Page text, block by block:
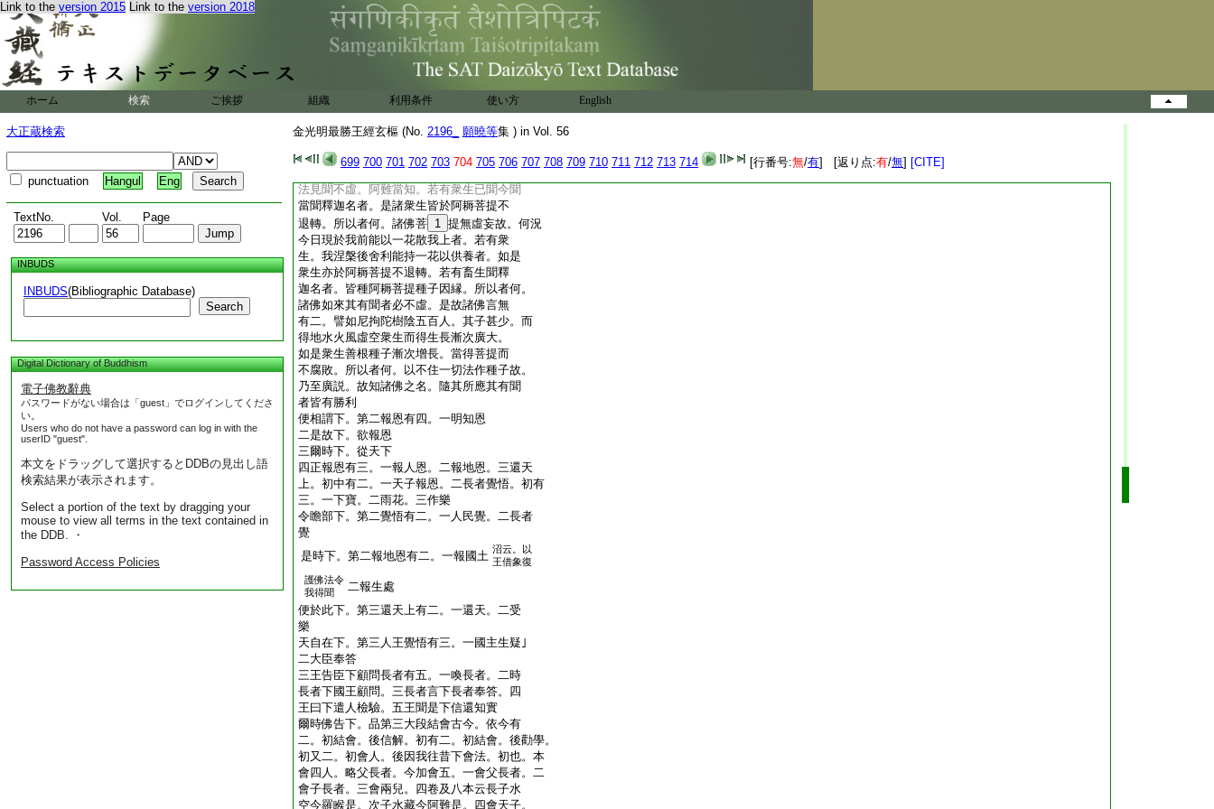
Link to the version 2015 Link to the version 2018
ホーム 検索 ご挨拶 組織 利用条件 使い方 English
大正蔵検索
punctuation Hangul Eng
TextNo. Vol. Page
INBUDS
INBUDS(Bibliographic Database)
Search
Digital Dictionary of Buddhism
電子佛教辭典
パスワードがない場合は「guest」でログインしてくださ
い。
Users who do not have a password can log in with the
userID "guest".
本文をドラッグして選択するとDDBの見出し語
検索結果が表示されます。
Select a portion of the text by dragging your
mouse to view all terms in the text contained in
the DDB. ・
Password Access Policies
金光明最勝王經玄樞 (No. 2196_ 願曉等集 ) in Vol. 56
699 700 701 702 703 704 705 706 707 708 709 710 711 712 713 714 [行番号:無/有] [返り点:有/無] [CITE]
後。後諸人下大衆喜讃有二。一大衆總歎。二
四王別讃又二。初讃前説。後我等下説呪護
又二。初願呪護。後正説呪
佛國天下。第三説竟還家
是長者下。第二明報恩有三。一生於天上。二
下報恩。三國王覺悟 取之
初本有五。一明時
節。二明現瑞。本云爾時其地卒大震動。三捨
魚身。四生天上。五共思惟。今略第二。具如本
也。問。唯寶勝佛名能如是。餘佛非耶。答。由
法見聞不虛。阿難當知。若有衆生已聞今聞
當聞釋迦名者。是諸衆生皆於阿耨菩提不
退轉。所以者何。諸佛菩 1 提無虛妄故。何況
今日現於我前能以一花散我上者。若有衆
生。我涅槃後舍利能持一花以供養者。如是
衆生亦於阿耨菩提不退轉。若有畜生聞釋
迦名者。皆種阿耨菩提種子因縁。所以者何。
諸佛如來其有聞者必不虛。是故諸佛言無
有二。譬如尼拘陀樹陰五百人。其子甚少。而
得地水火風虛空衆生而得生長漸次廣大。
如是衆生善根種子漸次增長。當得菩提而
不腐敗。所以者何。以不住一切法作種子故。
乃至廣説。故知諸佛之名。隨其所應其有聞
者皆有勝利
便相謂下。第二報恩有四。一明知恩
二是故下。欲報恩
三爾時下。從天下
四正報恩有三。一報人恩。二報地恩。三還天
上。初中有二。一天子報恩。二長者覺悟。初有
三。一下寶。二雨花。三作樂
令瞻部下。第二覺悟有二。一人民覺。二長者
覺
是時下。第二報地恩有二。一報國土 沼云。以
王借象復
護佛法令
我得聞
二報生處
便於此下。第三還天上有二。一還天。二受
樂
天自在下。第三人王覺悟有三。一國主生疑｣
二大臣奉答
三王告臣下顧問長者有五。一喚長者。二時
長者下國王顧問。三長者言下長者奉答。四
王曰下遣人檢驗。五王聞是下信還知實
爾時佛告下。品第三大段結會古今。依今有
二。初結會。後信解。初有二。初結會。後勸學。
初又二。初會人。後因我往昔下會法。初也。本
會四人。略父長者。今加會五。一會父長者。二
會子長者。三會兩兒。四卷及八本云長子水
空今羅睺是。次子水藏今阿難是。四會天子。